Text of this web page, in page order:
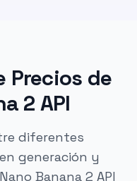
Precios de
2 API
diferentes
generación y
Banana 2 API